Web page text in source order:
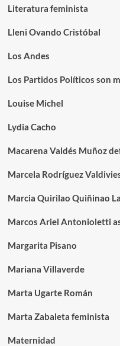
Literatura feminista
Lleni Ovando Cristóbal
Los Andes
Los Partidos Políticos son
Louise Michel
Lydia Cacho
Macarena Valdés Muñoz
Marcela Rodríguez
Marcia Quirilao Quiñinao
Marcos Ariel Antonioletti
Margarita Pisano
Mariana Villaverde
Marta Ugarte Román
Marta Zabaleta feminista
Maternidad